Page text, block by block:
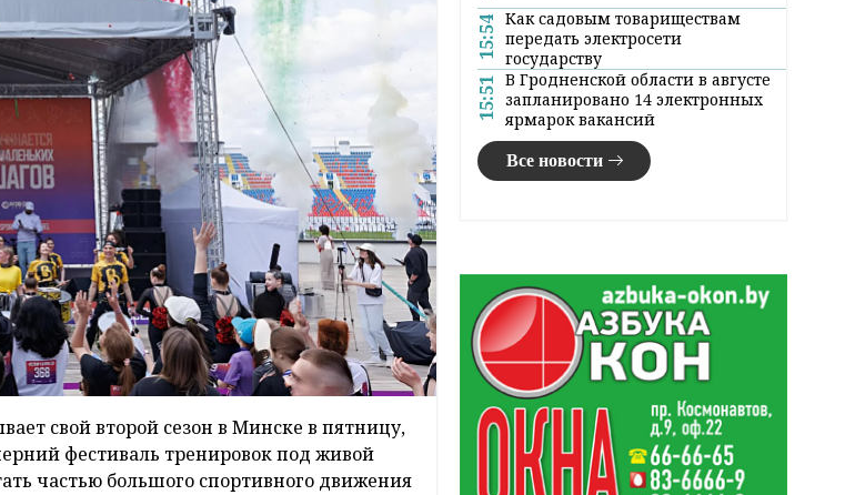
свой второй сезон в Минске в пятницу,
фестиваль тренировок под живой
частью большого спортивного движения
15:54 Как садовым товариществам
передать электросети
государству
15:51 В Гродненской области в августе
запланировано 14 электронных
ярмарок вакансий
Все новости